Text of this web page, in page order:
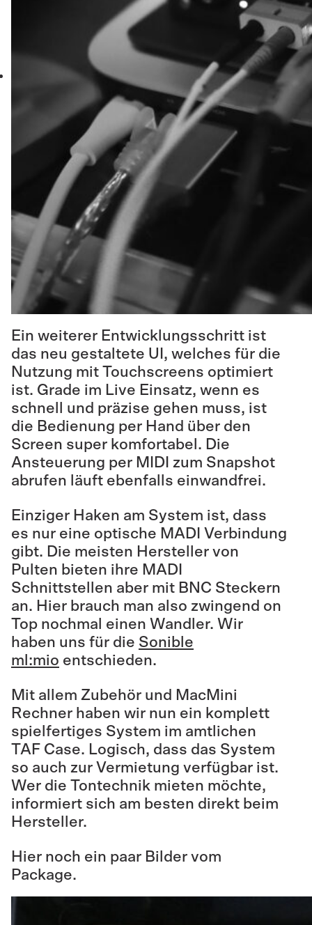
Ein weiterer Entwicklungsschritt ist
das neu gestaltete UI, welches für die
Nutzung mit Touchscreens optimiert
ist. Grade im Live Einsatz, wenn es
schnell und präzise gehen muss, ist
die Bedienung per Hand über den
Screen super komfortabel. Die
Ansteuerung per MIDI zum Snapshot
abrufen läuft ebenfalls einwandfrei.
Einziger Haken am System ist, dass
es nur eine optische MADI Verbindung
gibt. Die meisten Hersteller von
Pulten bieten ihre MADI
Schnittstellen aber mit BNC Steckern
an. Hier brauch man also zwingend on
Top nochmal einen Wandler. Wir
haben uns für die Sonible
ml:mio entschieden.
Mit allem Zubehör und MacMini
Rechner haben wir nun ein komplett
spielfertiges System im amtlichen
TAF Case. Logisch, dass das System
so auch zur Vermietung verfügbar ist.
Wer die Tontechnik mieten möchte,
informiert sich am besten direkt beim
Hersteller.
Hier noch ein paar Bilder vom
Package.